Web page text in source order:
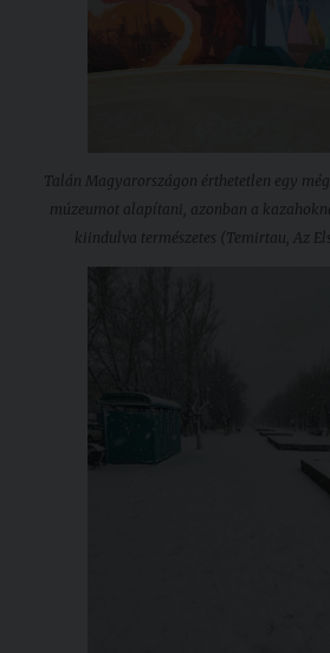
Talán Magyarországon érthetetlen egy
múzeumot alapítani, azonban a
kiindulva természetes (Temirtau, Az